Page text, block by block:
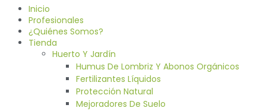
Inicio
Profesionales
¿Quiénes Somos?
Tienda
Huerto Y Jardín
Humus De Lombriz Y Abonos Orgánicos
Fertilizantes Líquidos
Protección Natural
Mejoradores De Suelo